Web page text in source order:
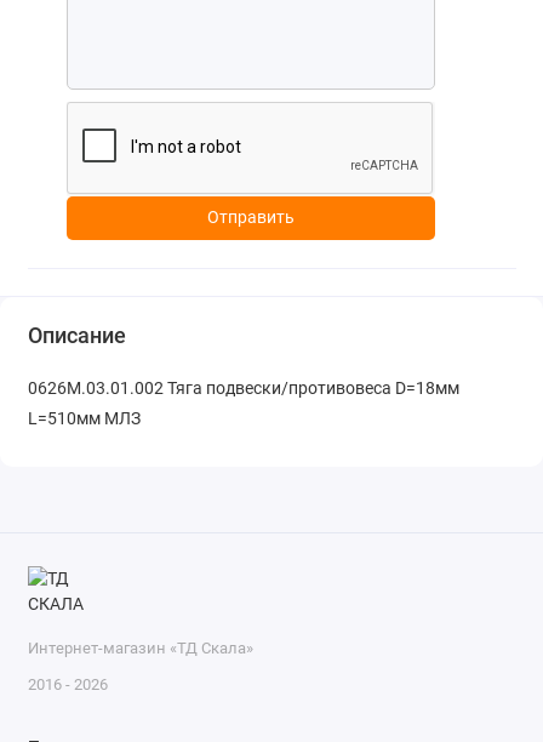
Отправить
Описание
0626М.03.01.002 Тяга подвески/противовеса D=18мм
L=510мм МЛЗ
Интернет-магазин «ТД Скала»
2016 - 2026